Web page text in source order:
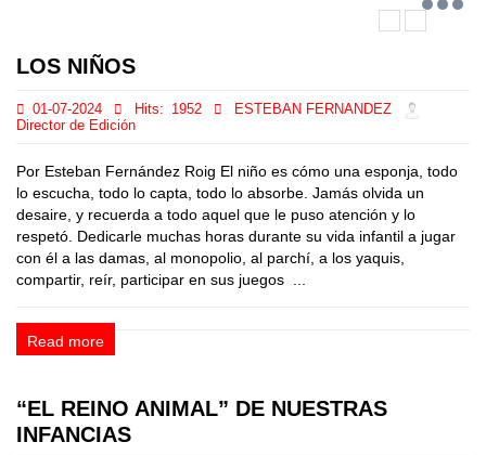
LOS NIÑOS
01-07-2024 Hits: 1952
ESTEBAN FERNANDEZ
Director de Edición
Por Esteban Fernández Roig El niño es cómo una esponja, todo
lo escucha, todo lo capta, todo lo absorbe. Jamás olvida un
desaire, y recuerda a todo aquel que le puso atención y lo
respetó. Dedicarle muchas horas durante su vida infantil a jugar
con él a las damas, al monopolio, al parchí, a los yaquis,
compartir, reír, participar en sus juegos ...
Read more
“EL REINO ANIMAL” DE NUESTRAS
INFANCIAS